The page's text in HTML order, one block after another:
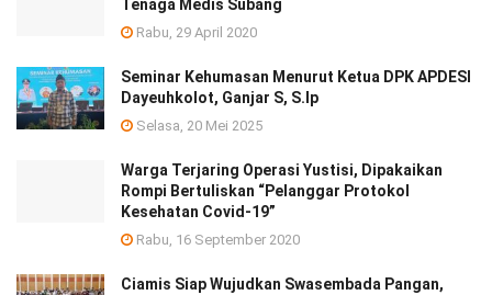
Tenaga Medis Subang
Rabu, 29 April 2020
Seminar Kehumasan Menurut Ketua DPK APDESI
Dayeuhkolot, Ganjar S, S.Ip
Selasa, 20 Mei 2025
Warga Terjaring Operasi Yustisi, Dipakaikan
Rompi Bertuliskan “Pelanggar Protokol
Kesehatan Covid-19”
Rabu, 16 September 2020
Ciamis Siap Wujudkan Swasembada Pangan,